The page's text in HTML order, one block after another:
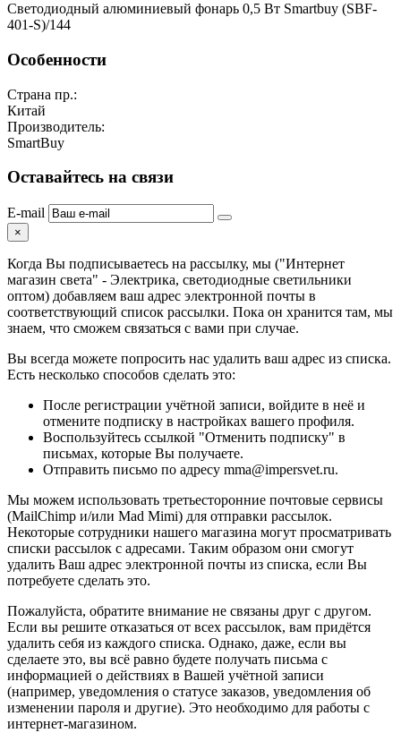
Светодиодный алюминиевый фонарь 0,5 Вт Smartbuy (SBF-
401-S)/144
Особенности
Страна пр.:
Китай
Производитель:
SmartBuy
Оставайтесь на связи
E-mail
×
Когда Вы подписываетесь на рассылку, мы ("Интернет
магазин света" - Электрика, светодиодные светильники
оптом) добавляем ваш адрес электронной почты в
соответствующий список рассылки. Пока он хранится там, мы
знаем, что сможем связаться с вами при случае.
Вы всегда можете попросить нас удалить ваш адрес из списка.
Есть несколько способов сделать это:
После регистрации учётной записи, войдите в неё и
отмените подписку в настройках вашего профиля.
Воспользуйтесь ссылкой "Отменить подписку" в
письмах, которые Вы получаете.
Отправить письмо по адресу mma@impersvet.ru.
Мы можем использовать третьесторонние почтовые сервисы
(MailChimp и/или Mad Mimi) для отправки рассылок.
Некоторые сотрудники нашего магазина могут просматривать
списки рассылок с адресами. Таким образом они смогут
удалить Ваш адрес электронной почты из списка, если Вы
потребуете сделать это.
Пожалуйста, обратите внимание не связаны друг с другом.
Если вы решите отказаться от всех рассылок, вам придётся
удалить себя из каждого списка. Однако, даже, если вы
сделаете это, вы всё равно будете получать письма с
информацией о действиях в Вашей учётной записи
(например, уведомления о статусе заказов, уведомления об
изменении пароля и другие). Это необходимо для работы с
интернет-магазином.